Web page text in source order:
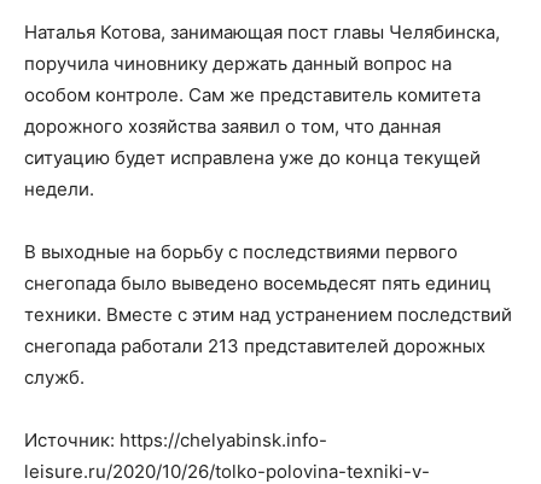
Наталья Котова, занимающая пост главы Челябинска,
поручила чиновнику держать данный вопрос на
особом контроле. Сам же представитель комитета
дорожного хозяйства заявил о том, что данная
ситуацию будет исправлена уже до конца текущей
недели.
В выходные на борьбу с последствиями первого
снегопада было выведено восемьдесят пять единиц
техники. Вместе с этим над устранением последствий
снегопада работали 213 представителей дорожных
служб.
Источник: https://chelyabinsk.info-
leisure.ru/2020/10/26/tolko-polovina-texniki-v-